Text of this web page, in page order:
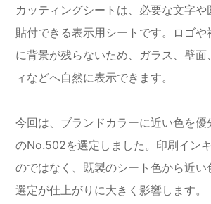
カッティングシートは、必要な文字や
貼付できる表示用シートです。ロゴや
に背景が残らないため、ガラス、壁面
ィなどへ自然に表示できます。
今回は、ブランドカラーに近い色を優
のNo.502を選定しました。印刷イン
のではなく、既製のシート色から近
選定が仕上がりに大きく影響します。